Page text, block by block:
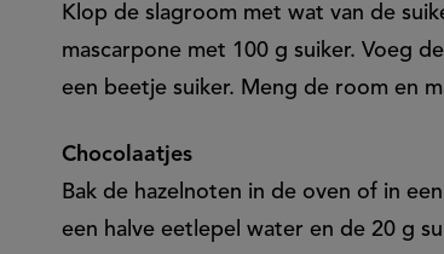
Klop de slagroom met wat van de
mascarpone met 100 g suiker. Voeg
een beetje suiker. Meng de room en
Chocolaatjes
Bak de hazelnoten in de oven of in
een halve eetlepel water en de 20 g